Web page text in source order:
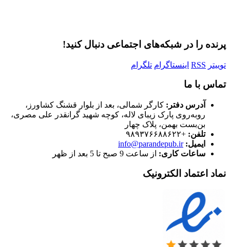
پرنده را در شبکه‌های اجتماعی دنبال کنید!
توییتر RSS اینستاگرام تلگرام
تماس با ما
آدرس دفتر: کارگر شمالی، بعد از بلوار قشنگ کشاورز،
روبه‌روی پارک زیبای لاله، کوچه شهید گرانقدر علی مصری،
بن‌بست بهمن، پلاک چهار
تلفن: +۹۸۹۳۷۶۶۸۸۶۲۲
ایمیل: info@parandepub.ir
ساعات کاری: از ساعت 9 صبح تا 5 بعد از ظهر
نماد اعتماد الکترونیک